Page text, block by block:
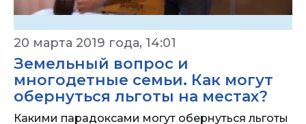
20 марта 2019 года, 14:01
Земельный вопрос и
многодетные семьи. Как могут
обернуться льготы на местах?
Какими парадоксами могут обернуться льготы